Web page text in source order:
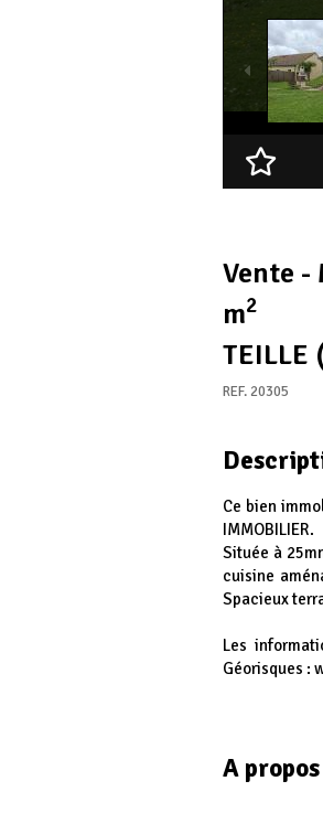
Vente -
m2
TEILLE
REF. 20305
Ce bien
IMMOBILIER.
Située à
cuisine
Spacieux
Les
Géorisques :
A